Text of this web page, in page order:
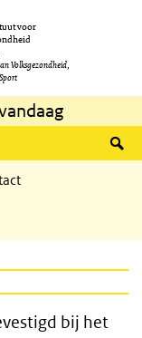
voor
Volksgezondheid,
bij het